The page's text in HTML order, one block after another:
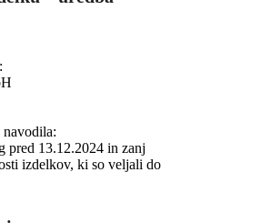
navodila:
pred 13.12.2024 in zanj
izdelkov, ki so veljali do